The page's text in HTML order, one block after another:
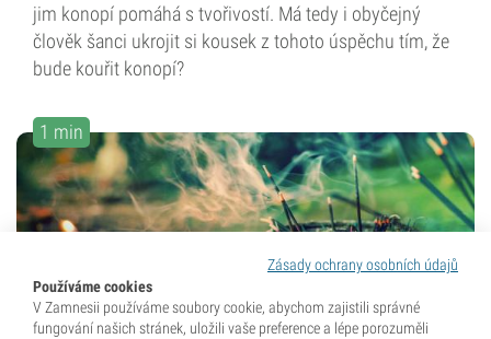
jim konopí pomáhá s tvořivostí. Má tedy i obyčejný
člověk šanci ukrojit si kousek z tohoto úspěchu tím, že
bude kouřit konopí?
1 min
8 Leden 2016
Zásady ochrany osobních údajů
Používáme cookies
V Zamnesii používáme soubory cookie, abychom zajistili správné
fungování našich stránek, uložili vaše preference a lépe porozuměli